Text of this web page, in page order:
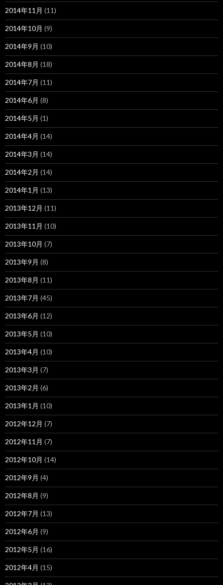
2014年11月 (11)
2014年10月 (9)
2014年9月 (10)
2014年8月 (18)
2014年7月 (11)
2014年6月 (8)
2014年5月 (1)
2014年4月 (14)
2014年3月 (14)
2014年2月 (14)
2014年1月 (13)
2013年12月 (11)
2013年11月 (10)
2013年10月 (7)
2013年9月 (8)
2013年8月 (11)
2013年7月 (45)
2013年6月 (12)
2013年5月 (10)
2013年4月 (10)
2013年3月 (7)
2013年2月 (6)
2013年1月 (10)
2012年12月 (7)
2012年11月 (7)
2012年10月 (14)
2012年9月 (4)
2012年8月 (9)
2012年7月 (13)
2012年6月 (9)
2012年5月 (16)
2012年4月 (15)